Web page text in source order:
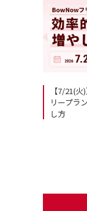
【7/21(
リープラ
し方